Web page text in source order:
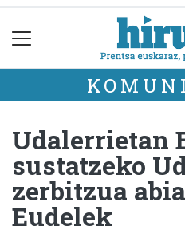
Udalerrietan
sustatzeko
zerbitzua
Eudelek